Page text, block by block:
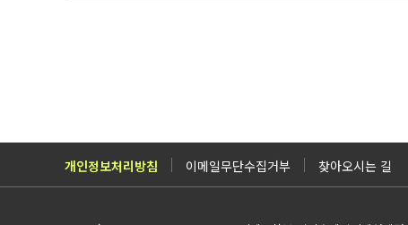
개인정보처리방침 이메일무단수집거부 찾아오시는 길